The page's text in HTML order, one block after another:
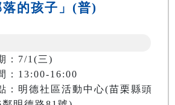
的孩子」(普)
：7/1(三)
：13:00-16:00
：明德社區活動中心(苗栗縣頭